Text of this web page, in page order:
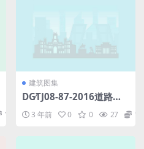
1.98
建筑图集
DG∕TJ08-87-2016道路、
排水管道成品与半成品施
工及验收规程.pdf
3 年前 0 0 27 1.98